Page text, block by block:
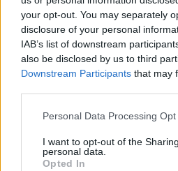
your opt-out. You may separately
disclosure of your personal
IAB’s list of downstream
also be disclosed by us to third
Downstream Participants that may
Personal Data Processing
I want to opt-out of the
personal data.
Opted In
A propos Nathalie
Nathalie Leclerc est une